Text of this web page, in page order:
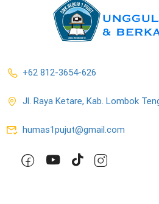
+62 812-3654-626
Jl. Raya Ketare, Kab. Lombok
humas1pujut@gmail.com